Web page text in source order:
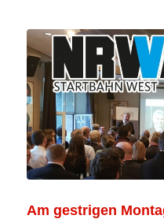
Am gestrigen